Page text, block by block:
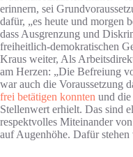
erinnern, sei
dafür, „es heute und morgen
dass Ausgrenzung und
freiheitlich-demokratischen
Kraus weiter, Als
am Herzen: „Die Befreiung
war auch die Voraussetzung
frei betätigen konnten und die
Stellenwert erhielt. Das sind
respektvolles Miteinander
auf Augenhöhe. Dafür